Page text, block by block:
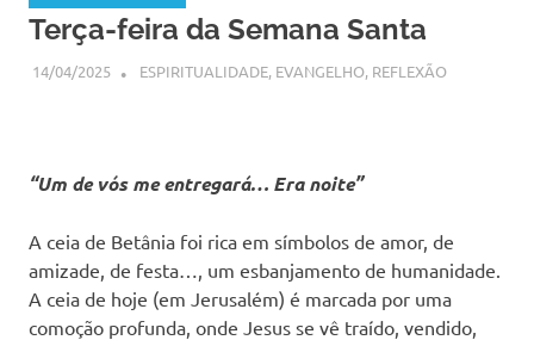
Terça-feira da Semana Santa
14/04/2025 SSPS BRASIL
ESPIRITUALIDADE, EVANGELHO, REFLEXÃO
“Um de vós me entregará… Era noite”
A ceia de Betânia foi rica em símbolos de amor, de
amizade, de festa…, um esbanjamento de humanidade.
A ceia de hoje (em Jerusalém) é marcada por uma
comoção profunda, onde Jesus se vê traído, vendido,